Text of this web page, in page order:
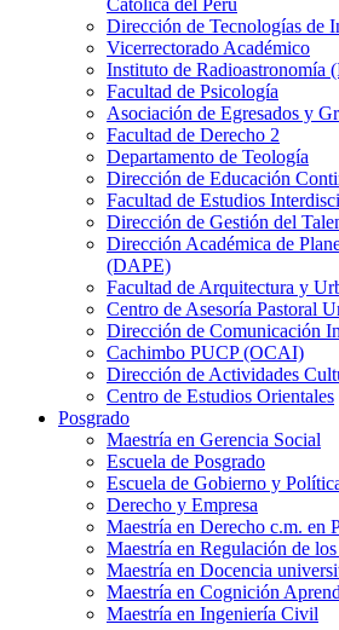
Católica del Perú
Dirección de Tecnologías de
Vicerrectorado Académico
Instituto de Radioastronomía
Facultad de Psicología
Asociación de Egresados y
Facultad de Derecho 2
Departamento de Teología
Dirección de Educación
Facultad de Estudios
Dirección de Gestión del
Dirección Académica de
(DAPE)
Facultad de Arquitectura y
Centro de Asesoría Pastoral
Dirección de Comunicación
Cachimbo PUCP (OCAI)
Dirección de Actividades
Centro de Estudios Orientales
Posgrado
Maestría en Gerencia Social
Escuela de Posgrado
Escuela de Gobierno y
Derecho y Empresa
Maestría en Derecho c.m. en
Maestría en Regulación de
Maestría en Docencia
Maestría en Cognición
Maestría en Ingeniería Civil